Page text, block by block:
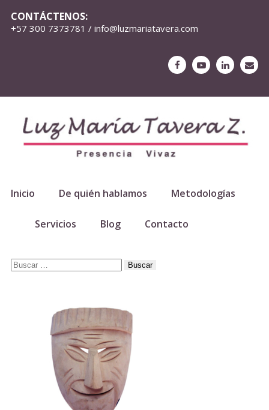
CONTÁCTENOS:
+57 300 7373781 / info@luzmariatavera.com
Inicio De quién hablamos Metodologías
Servicios Blog Contacto
Buscar: